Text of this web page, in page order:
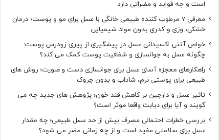
است و چه فواید و مضراتی دارد
معرفی 7 مرطوب کننده طبیعی خانگی با عسل برای مو و پوست؛ درمان
خشکی، وزی و کدری بدون مواد شیمیایی
خواص آنتی اکسیدانی عسل در پیشگیری از پیری زودرس پوست:
چگونه عسل به جوانسازی و شفافیت پوست کمک می کند؟
راهکارهای معجزه آسای عسل برای جوانسازی دست و صورت؛ روش های
طبیعی برای پوستی نرم، شاداب و بدون چروک
تاثیر عسل و دارچین بر کاهش قند خون؛ پژوهش های جدید چه می
گویند و آیا برای دیابت واقعا موثر است؟
بررسی خطرات احتمالی مصرف بیش از حد عسل طبیعی؛ چه مقدار
عسل برای سلامتی مفید است و از چه زمانی مضر می شود؟